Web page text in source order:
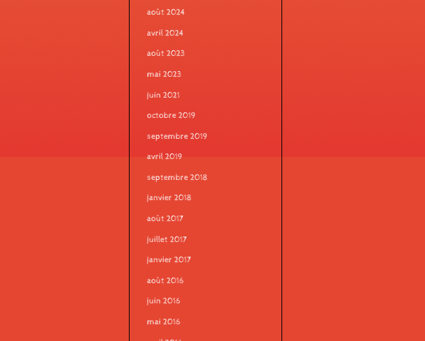
août 2024
avril 2024
août 2023
mai 2023
juin 2021
octobre 2019
septembre 2019
avril 2019
septembre 2018
janvier 2018
août 2017
juillet 2017
janvier 2017
août 2016
juin 2016
mai 2016